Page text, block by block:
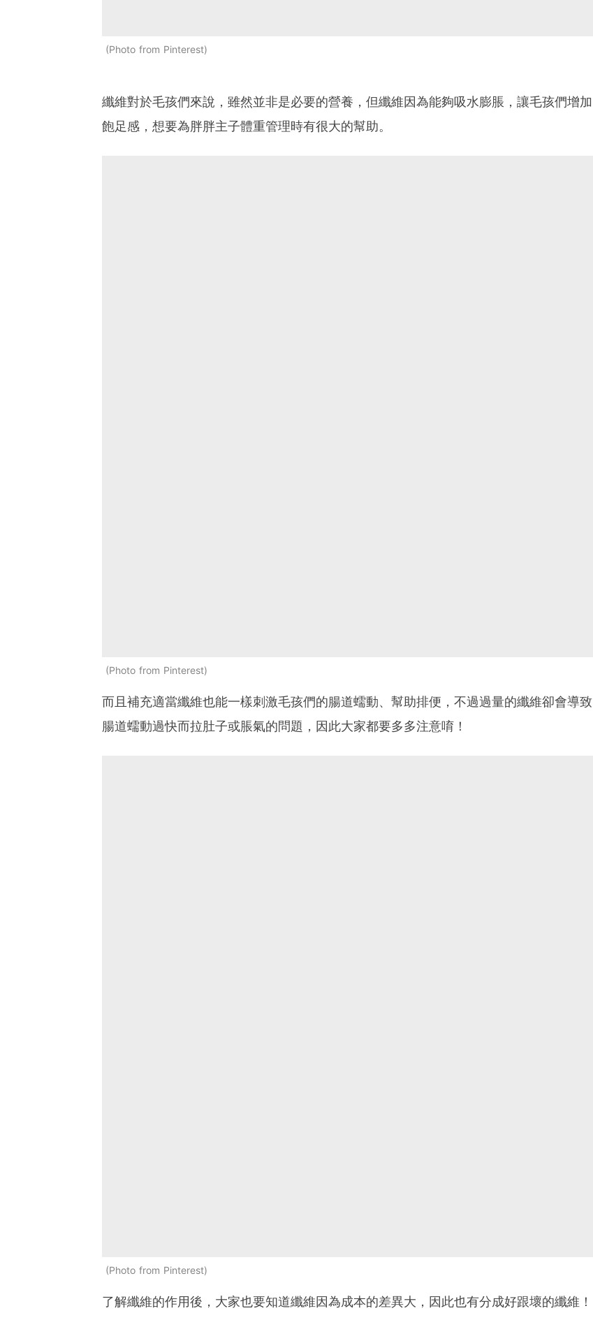
Photo from Pinterest
纖維對於毛孩們來說，雖然並非是必要的營養，但纖維因為能夠吸水膨脹，讓毛孩們增加
飽足感，想要為胖胖主子體重管理時有很大的幫助。
Photo from Pinterest
而且補充適當纖維也能一樣刺激毛孩們的腸道蠕動、幫助排便，不過過量的纖維卻會導致
腸道蠕動過快而拉肚子或脹氣的問題，因此大家都要多多注意唷！
Photo from Pinterest
了解纖維的作用後，大家也要知道纖維因為成本的差異大，因此也有分成好跟壞的纖維！